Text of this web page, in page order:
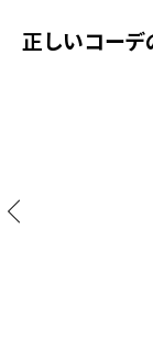
正しいコーデ